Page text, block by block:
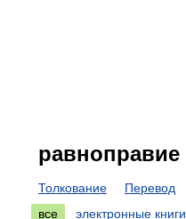
равноправие
Толкование Перевод
все
электронные книги